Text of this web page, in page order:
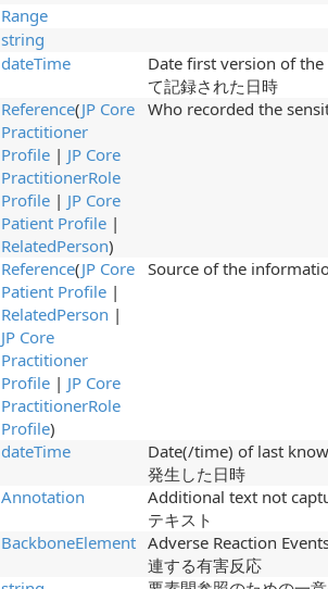
Range
string
dateTime
Date first version of the
て記録された日時
Reference(JP Core
Practitioner
Profile | JP Core
PractitionerRole
Profile | JP Core
Patient Profile |
RelatedPerson)
Who recorded the
Reference(JP Core
Patient Profile |
RelatedPerson |
JP Core
Practitioner
Profile | JP Core
PractitionerRole
Profile)
Source of the
dateTime
Date(/time) of last
発生した日時
Annotation
Additional text not
テキスト
BackboneElement Adverse Reaction
連する有害反応